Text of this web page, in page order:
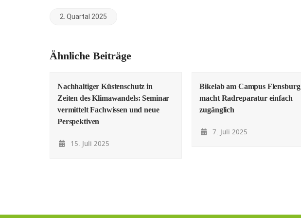
2. Quartal 2025
Ähnliche Beiträge
Nachhaltiger Küstenschutz in
Zeiten des Klimawandels: Seminar
vermittelt Fachwissen und neue
Perspektiven
15. Juli 2025
Bikelab am Campus Flensburg
macht Radreparatur einfach
zugänglich
7. Juli 2025